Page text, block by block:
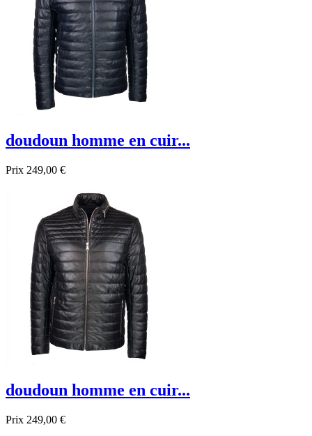
doudoun homme en cuir...
Prix 249,00 €
Promo !
doudoun homme en cuir...
Prix 249,00 €